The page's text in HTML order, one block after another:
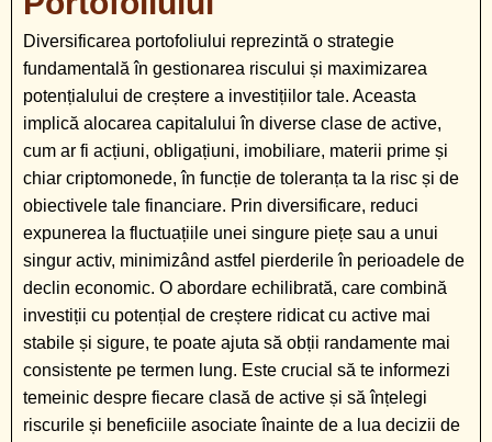
Diversificarea portofoliului reprezintă o strategie
fundamentală în gestionarea riscului și maximizarea
potențialului de creștere a investițiilor tale. Aceasta
implică alocarea capitalului în diverse clase de active,
cum ar fi acțiuni, obligațiuni, imobiliare, materii prime și
chiar criptomonede, în funcție de toleranța ta la risc și de
obiectivele tale financiare. Prin diversificare, reduci
expunerea la fluctuațiile unei singure piețe sau a unui
singur activ, minimizând astfel pierderile în perioadele de
declin economic. O abordare echilibrată, care combină
investiții cu potențial de creștere ridicat cu active mai
stabile și sigure, te poate ajuta să obții randamente mai
consistente pe termen lung. Este crucial să te informezi
temeinic despre fiecare clasă de active și să înțelegi
riscurile și beneficiile asociate înainte de a lua decizii de